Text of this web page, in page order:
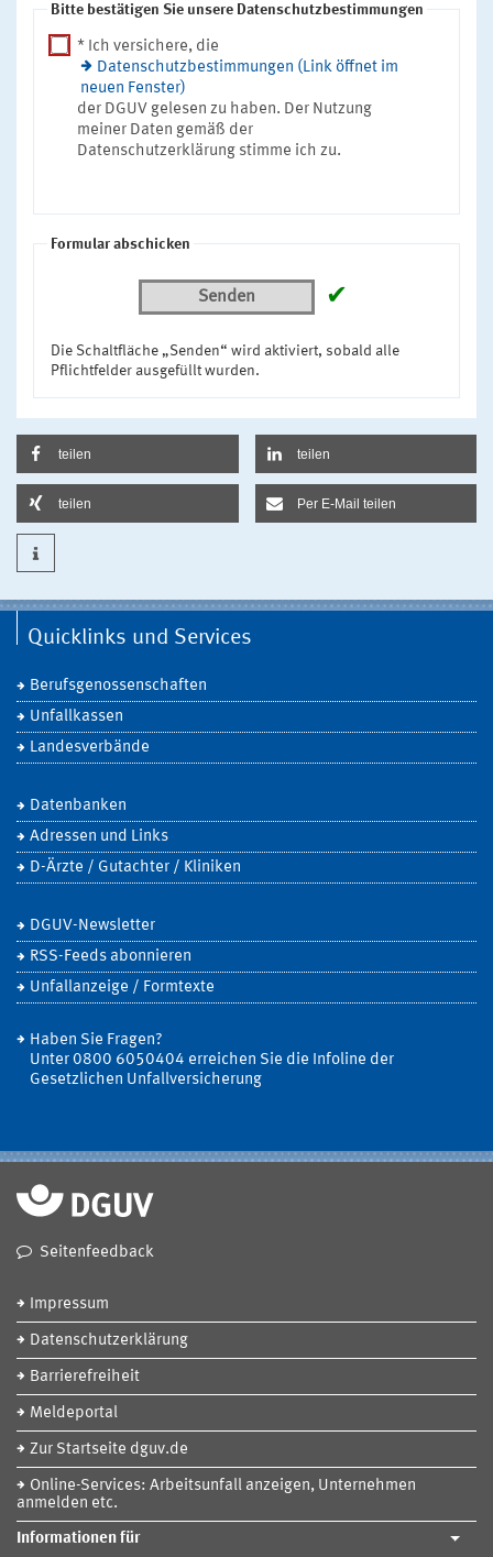
Bitte bestätigen Sie unsere Datenschutzbestimmungen
* Ich versichere, die
Datenschutzbestimmungen (Link öffnet im
neuen Fenster)
der DGUV gelesen zu haben. Der Nutzung
meiner Daten gemäß der
Datenschutzerklärung stimme ich zu.
Formular abschicken
Senden ✔
Die Schaltfläche „Senden“ wird aktiviert, sobald alle
Pflichtfelder ausgefüllt wurden.
teilen teilen
teilen Per E-Mail teilen
Quicklinks und Services
Berufsgenossenschaften
Unfallkassen
Landesverbände
Datenbanken
Adressen und Links
D-Ärzte / Gutachter / Kliniken
DGUV-Newsletter
RSS-Feeds abonnieren
Unfallanzeige / Formtexte
Haben Sie Fragen?
Unter 0800 6050404 erreichen Sie die Infoline der
Gesetzlichen Unfallversicherung
Seitenfeedback
Impressum
Datenschutzerklärung
Barrierefreiheit
Meldeportal
Zur Startseite dguv.de
Online-Services: Arbeitsunfall anzeigen, Unternehmen
anmelden etc.
Informationen für